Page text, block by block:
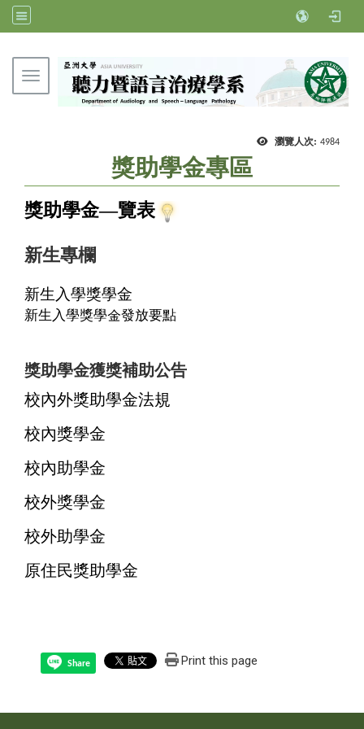
Toggle navigation
瀏覽人次: 4984
獎助學金專區
獎助學金—覽表
新生專欄
新生入學獎學金
新生入學獎學金發放要點
獎助學金獲獎補助公告
校內外獎助學金法規
校內獎學金
校內助學金
校外獎學金
校外助學金
原住民獎助學金
Share Print this page